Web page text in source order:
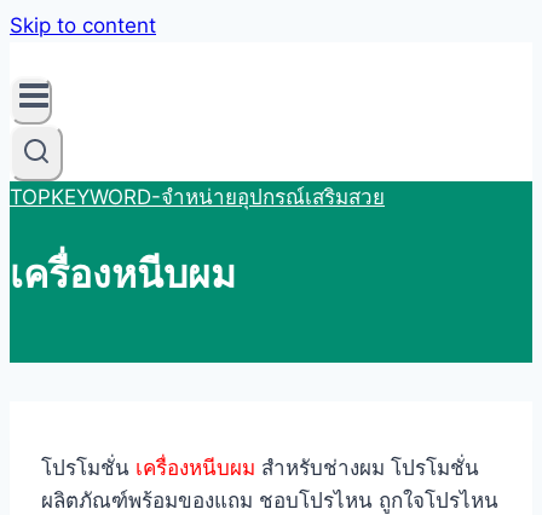
Skip to content
TOPKEYWORD-จำหน่ายอุปกรณ์เสริมสวย
เครื่องหนีบผม
โปรโมชั่น เครื่องหนีบผม สำหรับช่างผม โปรโมชั่น
ผลิตภัณฑ์พร้อมของแถม ชอบโปรไหน ถูกใจโปรไหน